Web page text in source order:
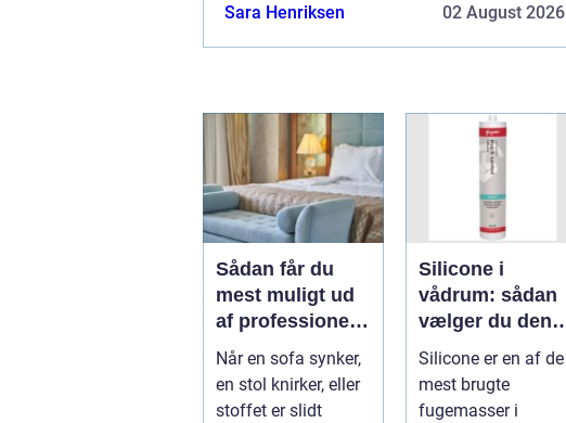
Sara Henriksen 02 August 2026
Sådan får du
mest muligt ud
af professionel
møbelpolstring
Når en sofa synker,
en stol knirker, eller
stoffet er slidt
Silicone i
vådrum: sådan
vælger du den
rigtige
fugemasse
Silicone er en af de
mest brugte
fugemasser i